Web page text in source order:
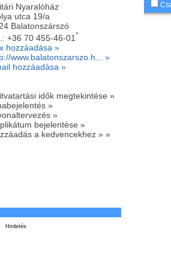
Nyaralóház
utca 19/a
Balatonszárszó
+36 70 455-46-01 *
hozzáadása »
www.balatonszarszo.h... »
hozzáadása »
idők megtekintése »
»
»
bejelentése »
a kedvencekhez » »
Hirdetés